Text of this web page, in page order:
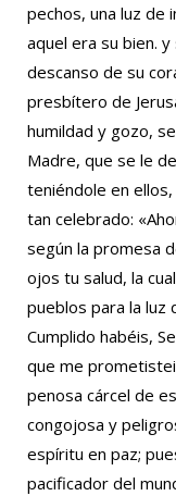
pechos, una luz de
aquel era su bien.
descanso de su
presbítero de
humildad y gozo,
Madre, que se le
teniéndole en
tan celebrado:
según la promesa
ojos tu salud, la
pueblos para la luz
Cumplido habéis,
que me
penosa cárcel de
congojosa y
espíritu en paz;
pacificador del